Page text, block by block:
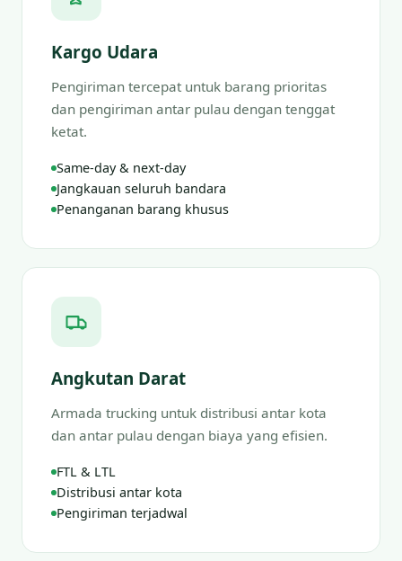
Kargo Udara
Pengiriman tercepat untuk barang prioritas
dan pengiriman antar pulau dengan tenggat
ketat.
Same-day & next-day
Jangkauan seluruh bandara
Penanganan barang khusus
Angkutan Darat
Armada trucking untuk distribusi antar kota
dan antar pulau dengan biaya yang efisien.
FTL & LTL
Distribusi antar kota
Pengiriman terjadwal